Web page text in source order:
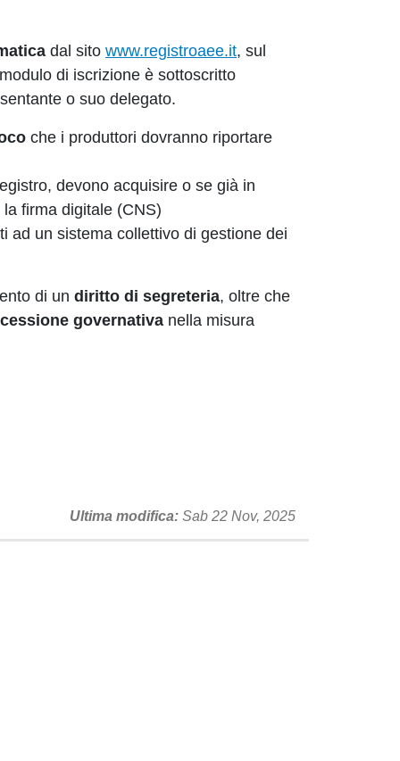
dal sito www.registroaee.it, sul
di iscrizione è sottoscritto
o suo delegato.
che i produttori dovranno riportare
devono acquisire o se già in
firma digitale (CNS)
ad un sistema collettivo di gestione dei
di un diritto di segreteria, oltre che
governativa nella misura
Ultima modifica Sab 22 Nov, 2025